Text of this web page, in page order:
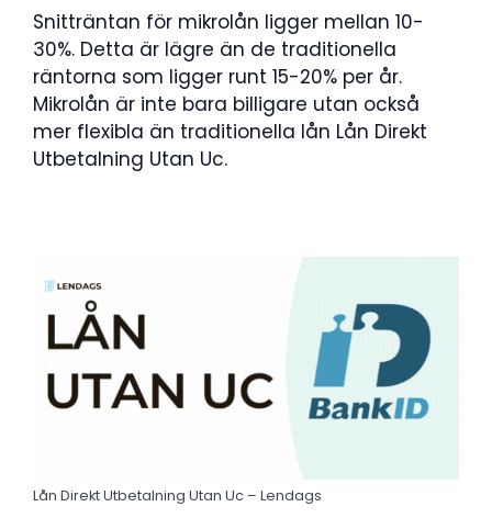
Snitträntan för mikrolån ligger mellan 10-
30%. Detta är lägre än de traditionella
räntorna som ligger runt 15-20% per år.
Mikrolån är inte bara billigare utan också
mer flexibla än traditionella lån Lån Direkt
Utbetalning Utan Uc.
Lån Direkt Utbetalning Utan Uc – Lendags